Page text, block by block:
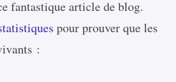
fantastique article de blog.
pour prouver que les
: